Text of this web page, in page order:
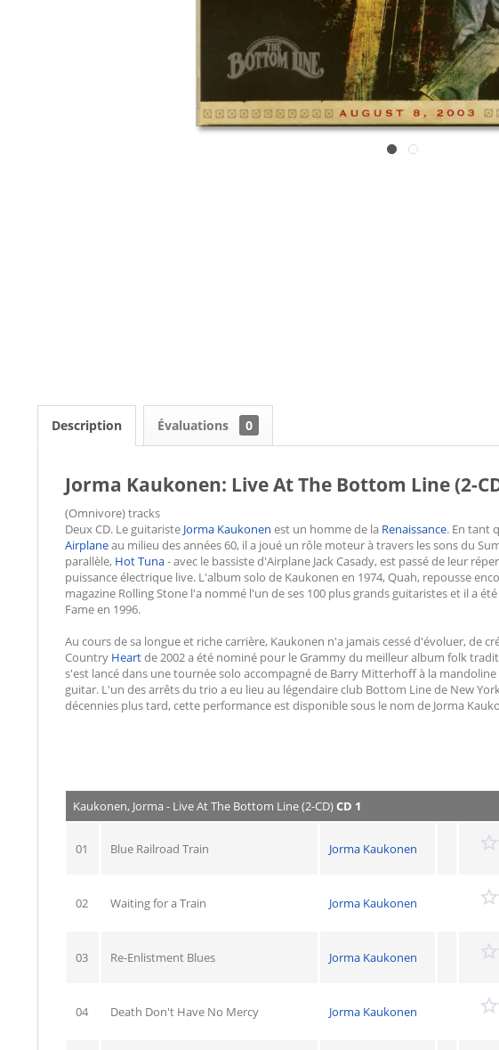
Description Évaluations 0
Jorma Kaukonen: Live At The Bottom Line (2-
(Omnivore) tracks
Deux CD. Le guitariste Jorma Kaukonen est un homme de la Renaissance. En tant
Airplaneau milieu des années 60, il a joué un rôle moteur à travers les sons du
parallèle, Hot Tuna- avec le bassiste d'Airplane Jack Casady, est passé de leur
puissance électrique live. L'album solo de Kaukonen en 1974, Quah, repousse
magazine Rolling Stone l'a nommé l'un de ses 100 plus grands guitaristes et il a
Fame en 1996.
Au cours de sa longue et riche carrière, Kaukonen n'a jamais cessé d'évoluer, de
Country Heartde 2002 a été nominé pour le Grammy du meilleur album folk
s'est lancé dans une tournée solo accompagné de Barry Mitterhoff à la mandoline
guitar. L'un des arrêts du trio a eu lieu au légendaire club Bottom Line de New
décennies plus tard, cette performance est disponible sous le nom de Jorma
Kaukonen, Jorma - Live At The Bottom Line (2-CD)CD 1
01 Blue Railroad Train Jorma Kaukonen
02 Waiting for a Train Jorma Kaukonen
03 Re-Enlistment Blues Jorma Kaukonen
04 Death Don't Have No Mercy Jorma Kaukonen